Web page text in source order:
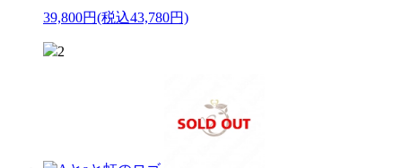
39,800円(税込43,780円)
2